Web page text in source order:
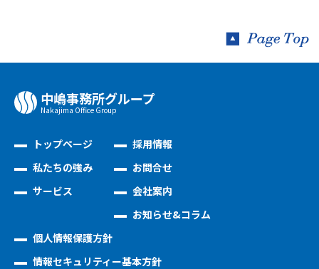
中嶋事務所グループ
Nakajima Oﬃce Group
トップページ
私たちの強み
サービス
採用情報
お問合せ
会社案内
お知らせ&コラム
個人情報保護方針
情報セキュリティー基本方針